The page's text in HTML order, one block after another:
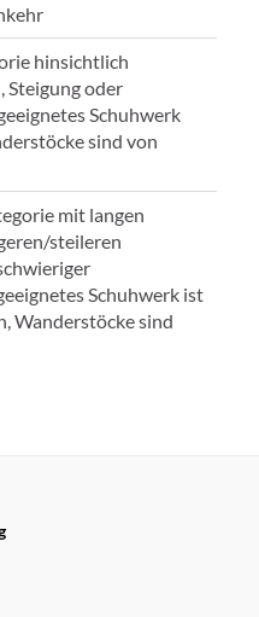
hinsichtlich
Steigung oder
Schuhwerk
sind von
mit langen
steileren
Schuhwerk ist
Wanderstöcke sind